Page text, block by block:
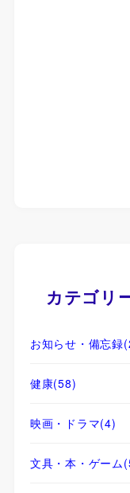
カテゴリ
お知らせ・備忘録
健康(58)
映画・ドラマ(4)
文具・本・ゲーム